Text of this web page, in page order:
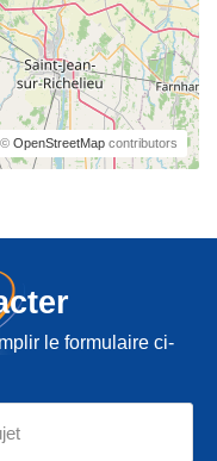
OpenStreetMap contributors
le formulaire ci-